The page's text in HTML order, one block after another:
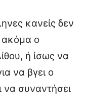
κανείς δεν
ακόμα ο
ή ίσως να
να βγει ο
συναντήσει